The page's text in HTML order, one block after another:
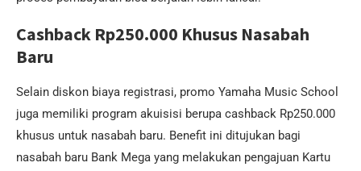
Cashback Rp250.000 Khusus Nasabah
Baru
Selain diskon biaya registrasi, promo Yamaha Music School
juga memiliki program akuisisi berupa cashback Rp250.000
khusus untuk nasabah baru. Benefit ini ditujukan bagi
nasabah baru Bank Mega yang melakukan pengajuan Kartu